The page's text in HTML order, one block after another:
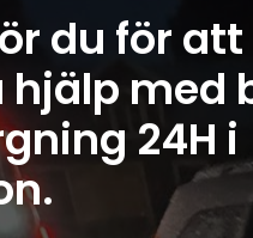
du för att
med
24H i